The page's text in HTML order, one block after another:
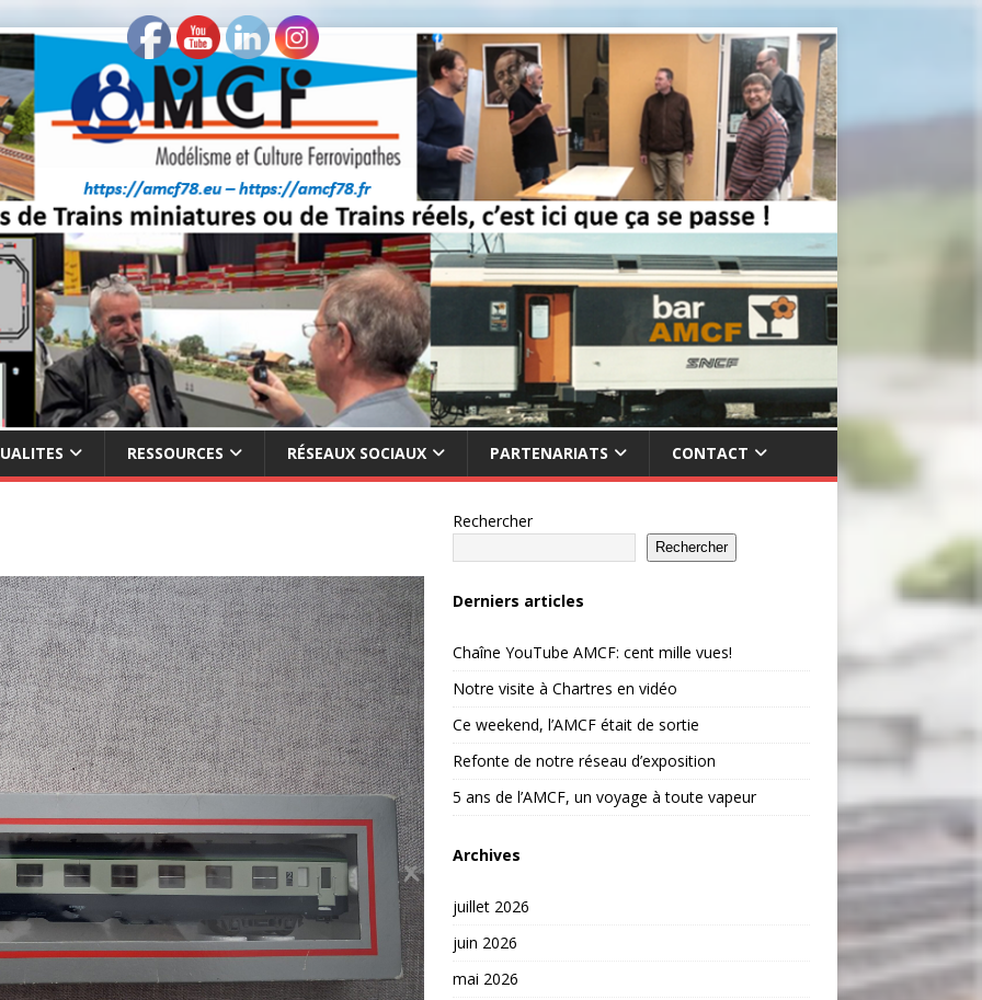
RESSOURCES RÉSEAUX SOCIAUX PARTENARIATS CONTACT
Rechercher
Rechercher
Derniers articles
Chaîne YouTube AMCF: cent mille vues!
Notre visite à Chartres en vidéo
Ce weekend, l’AMCF était de sortie
Refonte de notre réseau d’exposition
5 ans de l’AMCF, un voyage à toute vapeur
Archives
juillet 2026
juin 2026
mai 2026